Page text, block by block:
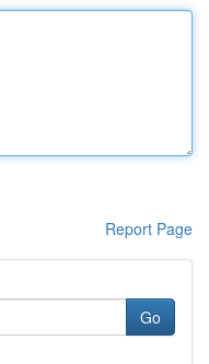
Report Page
Go